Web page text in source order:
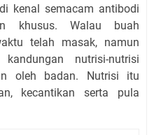
kenal semacam antibodi
khusus. Walau buah
telah masak, namun
nutrisi-nutrisi
oleh badan. Nutrisi itu
kecantikan serta pula